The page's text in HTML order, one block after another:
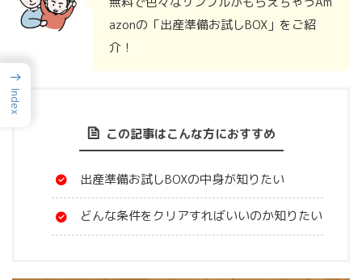
azonの「出産準備お試しBOX」をご紹
介！
この記事はこんな方におすすめ
出産準備お試しBOXの中身が知りたい
どんな条件をクリアすればいいのか知りたい
→
Index